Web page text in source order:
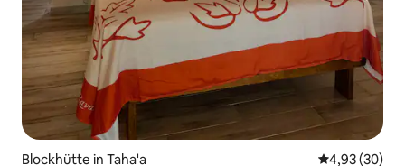
Blockhütte in Taha'a
4,93 (30)